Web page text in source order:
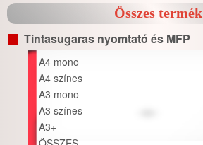
Összes termék
Tintasugaras nyomtató és MFP
A4 mono
A4 színes
A3 mono
A3 színes
A3+